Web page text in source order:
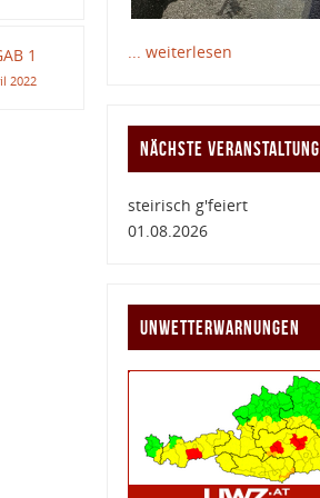
1
2022
... weiterlesen
NÄCHSTE VERANSTALTUNG
steirisch g'feiert
01.08.2026
UNWETTERWARNUNGEN